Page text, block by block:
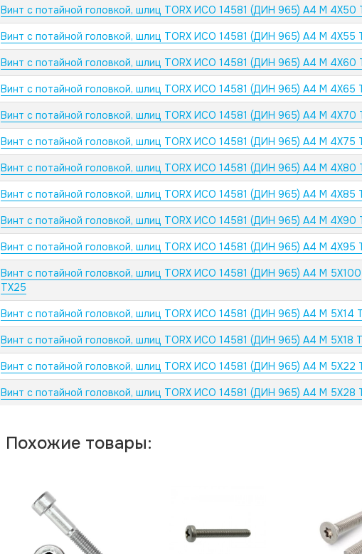
Винт с потайной головкой, шлиц TORX ИСО 14581 (ДИН 965) А4 M 4X50
Винт с потайной головкой, шлиц TORX ИСО 14581 (ДИН 965) А4 M 4X55
Винт с потайной головкой, шлиц TORX ИСО 14581 (ДИН 965) А4 M 4X60
Винт с потайной головкой, шлиц TORX ИСО 14581 (ДИН 965) А4 M 4X65
Винт с потайной головкой, шлиц TORX ИСО 14581 (ДИН 965) А4 M 4X70
Винт с потайной головкой, шлиц TORX ИСО 14581 (ДИН 965) А4 M 4X75
Винт с потайной головкой, шлиц TORX ИСО 14581 (ДИН 965) А4 M 4X80
Винт с потайной головкой, шлиц TORX ИСО 14581 (ДИН 965) А4 M 4X85
Винт с потайной головкой, шлиц TORX ИСО 14581 (ДИН 965) А4 M 4X90
Винт с потайной головкой, шлиц TORX ИСО 14581 (ДИН 965) А4 M 4X95
Винт с потайной головкой, шлиц TORX ИСО 14581 (ДИН 965) А4 M 5X100
TX25
Винт с потайной головкой, шлиц TORX ИСО 14581 (ДИН 965) А4 M 5X14
Винт с потайной головкой, шлиц TORX ИСО 14581 (ДИН 965) А4 M 5X18
Винт с потайной головкой, шлиц TORX ИСО 14581 (ДИН 965) А4 M 5X22
Винт с потайной головкой, шлиц TORX ИСО 14581 (ДИН 965) А4 M 5X28
Похожие товары: